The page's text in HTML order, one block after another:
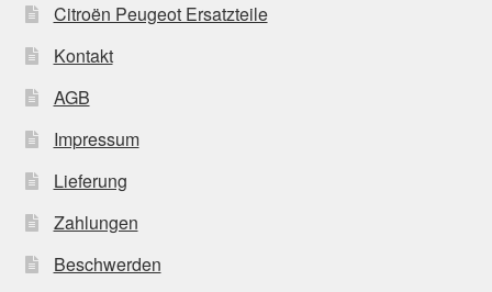
Citroën Peugeot Ersatzteile
Kontakt
AGB
Impressum
Lieferung
Zahlungen
Beschwerden